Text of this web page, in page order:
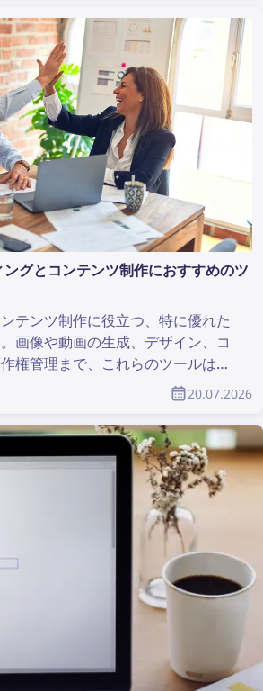
グとコンテンツ制作におすすめのツ
テンツ制作に役立つ、特に優れた
画像や動画の生成、デザイン、コ
権管理まで、これらのツールはあ
チームを支援します。この記事で
当者やプロダクトデザイナーにお
グ・コンテンツ制作ツールをまと
20.07.2026